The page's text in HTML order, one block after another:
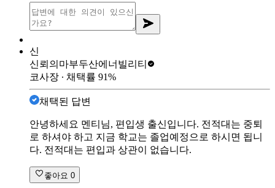
신
신뢰의마부두산에너빌리티
코사장 ∙ 채택률 91%
채택된 답변
안녕하세요 멘티님, 편입생 출신입니다. 전적대는 중퇴
로 하셔야 하고 지금 학교는 졸업예정으로 하시면 됩니
다. 전적대는 편입과 상관이 없습니다.
좋아요 0